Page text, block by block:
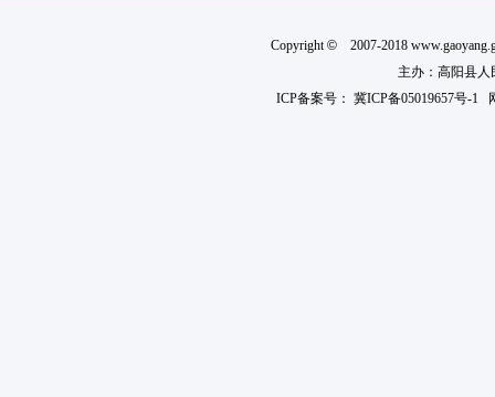
Copyright©2007-2018
主办：高阳县人
ICP备案号： 冀ICP备05019657号-1网